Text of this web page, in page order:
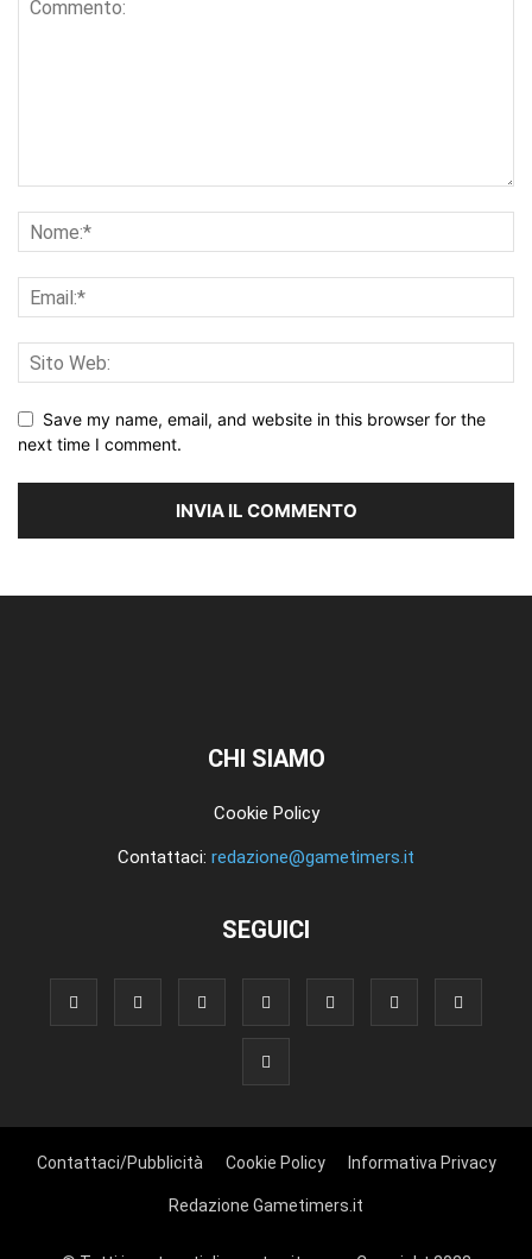
Save my name, email, and website in this browser for the
next time I comment.
CHI SIAMO
Cookie Policy
Contattaci: redazione@gametimers.it
SEGUICI
Contattaci/Pubblicità Cookie Policy Informativa Privacy
Redazione Gametimers.it